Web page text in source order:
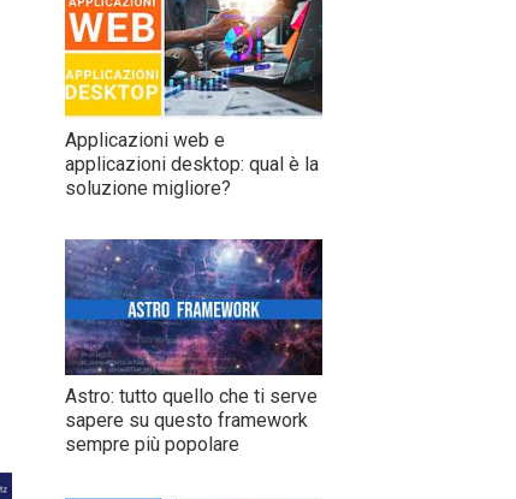
Applicazioni web e
applicazioni desktop: qual è la
soluzione migliore?
Astro: tutto quello che ti serve
sapere su questo framework
sempre più popolare